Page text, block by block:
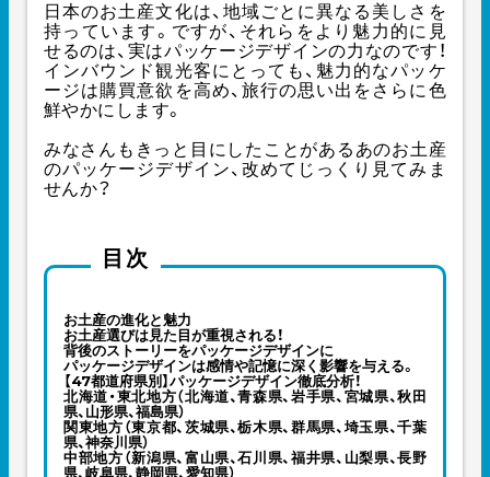
日本のお土産文化は、地域ごとに異なる美しさを
持っています。ですが、それらをより魅力的に見
せるのは、実はパッケージデザインの力なのです！
インバウンド観光客にとっても、魅力的なパッケ
ージは購買意欲を高め、旅行の思い出をさらに色
鮮やかにします。
みなさんもきっと目にしたことがあるあのお土産
のパッケージデザイン、改めてじっくり見てみま
せんか？
目次
お土産の進化と魅力
お土産選びは見た目が重視される！
背後のストーリーをパッケージデザインに
パッケージデザインは感情や記憶に深く影響を与える。
【47都道府県別】パッケージデザイン徹底分析！
北海道・東北地方（北海道、青森県、岩手県、宮城県、秋田
県、山形県、福島県）
関東地方（東京都、茨城県、栃木県、群馬県、埼玉県、千葉
県、神奈川県）
中部地方（新潟県、富山県、石川県、福井県、山梨県、長野
県、岐阜県、静岡県、愛知県）